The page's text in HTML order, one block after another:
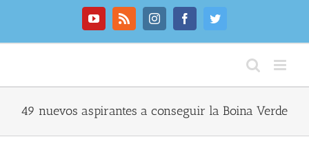
YouTubeRss InstagramFacebookTwitter
49 nuevos aspirantes a conseguir la Boina Verde